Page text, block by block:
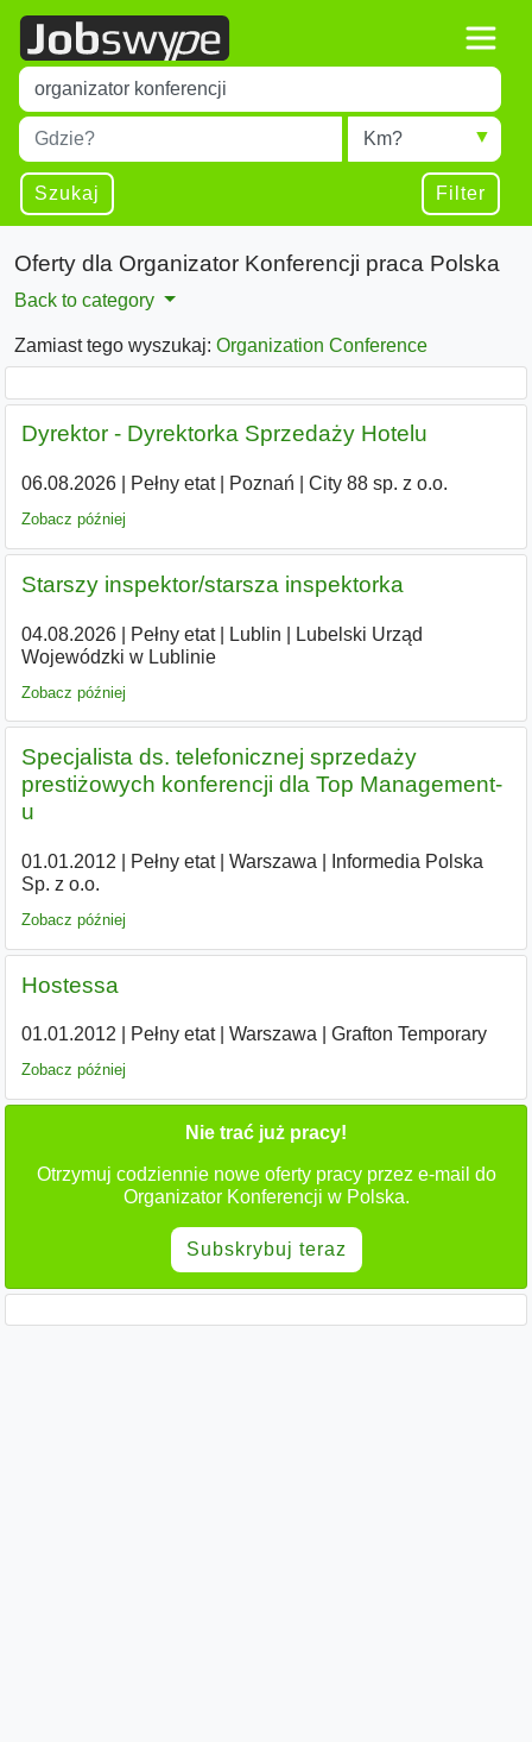
Title
Type 1 or more characters for results.
Miejscowość
Type 1 or more characters for results.
Radius
Szukaj Filter
Oferty dla Organizator Konferencji praca Polska
Back to category
Zamiast tego wyszukaj: Organization Conference
Dyrektor - Dyrektorka Sprzedaży Hotelu
06.08.2026| Pełny etat| Poznań City 88 sp. z o.o.
Zobacz później
Starszy inspektor/starsza inspektorka
04.08.2026| Pełny etat| Lublin
Lubelski Urząd
Wojewódzki w Lublinie
Zobacz później
Specjalista ds. telefonicznej sprzedaży
prestiżowych konferencji dla Top Management-
u
01.01.2012 Pełny etat| Warszawa
Informedia Polska
Sp. z o.o.
Zobacz później
Hostessa
01.01.2012 Pełny etat| Warszawa Grafton Temporary
Zobacz później
Nie trać już pracy!
Otrzymuj codziennie nowe oferty pracy przez e-mail do
Organizator Konferencji w Polska.
Subskrybuj teraz